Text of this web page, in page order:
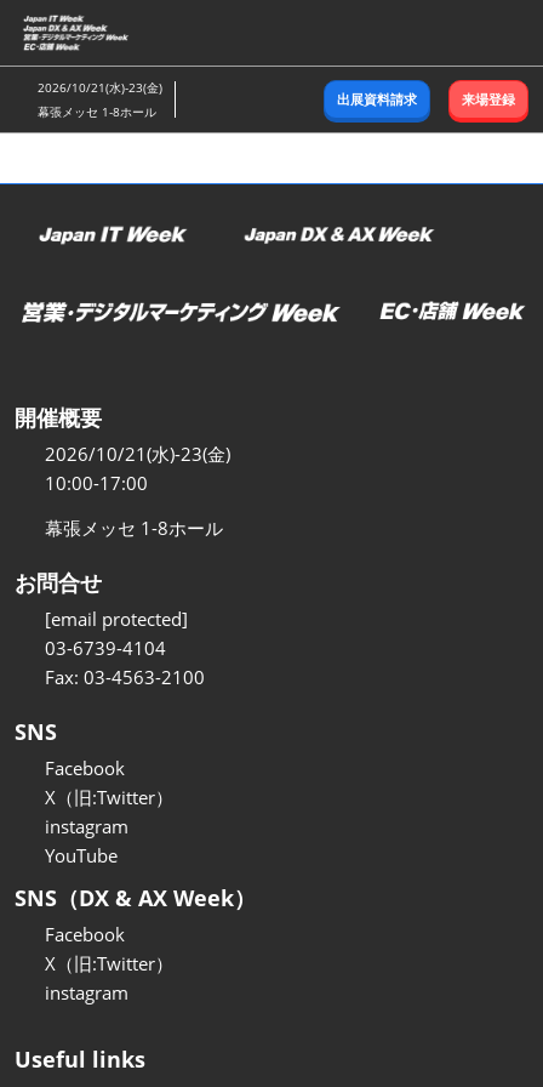
ス
キ
ッ
し
2026/10/21(水)-23(金)
幕張メッセ 1-8ホール
出展資料請求 来場登録
開催概要
2026/10/21(水)-23(金)
10:00-17:00
幕張メッセ 1-8ホール
お問合せ
[email protected]
03-6739-4104
Fax: 03-4563-2100
SNS
Facebook
X（旧:Twitter）
instagram
YouTube
SNS（DX & AX Week）
Facebook
X（旧:Twitter）
instagram
Useful links